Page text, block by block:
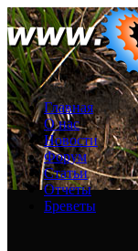
Главная
О нас
Новости
Форум
Статьи
Отчеты
Бреветы